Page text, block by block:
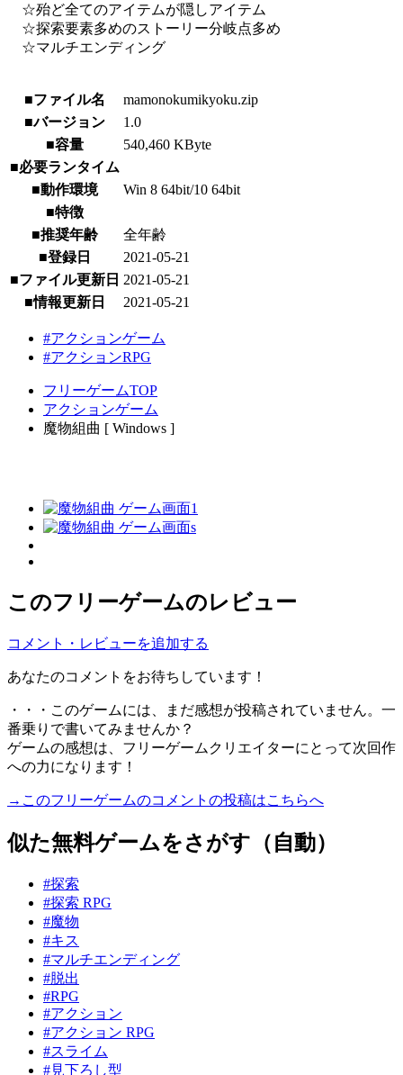
☆殆ど全てのアイテムが隠しアイテム
☆探索要素多めのストーリー分岐点多め
☆マルチエンディング
■ファイル名
mamonokumikyoku.zip
■バージョン
1.0
■容量
540,460 KByte
■必要ランタイム
■動作環境
Win 8 64bit/10 64bit
■特徴
■推奨年齢
全年齢
■登録日
2021-05-21
■ファイル更新日 2021-05-21
■情報更新日
2021-05-21
#アクションゲーム
#アクションRPG
フリーゲームTOP
アクションゲーム
魔物組曲 [ Windows ]
このフリーゲームのレビュー
コメント・レビューを追加する
あなたのコメントをお待ちしています！
・・・このゲームには、まだ感想が投稿されていません。一
番乗りで書いてみませんか？
ゲームの感想は、フリーゲームクリエイターにとって次回作
への力になります！
→このフリーゲームのコメントの投稿はこちらへ
似た無料ゲームをさがす（自動）
#探索
#探索 RPG
#魔物
#キス
#マルチエンディング
#脱出
#RPG
#アクション
#アクション RPG
#スライム
#見下ろし型